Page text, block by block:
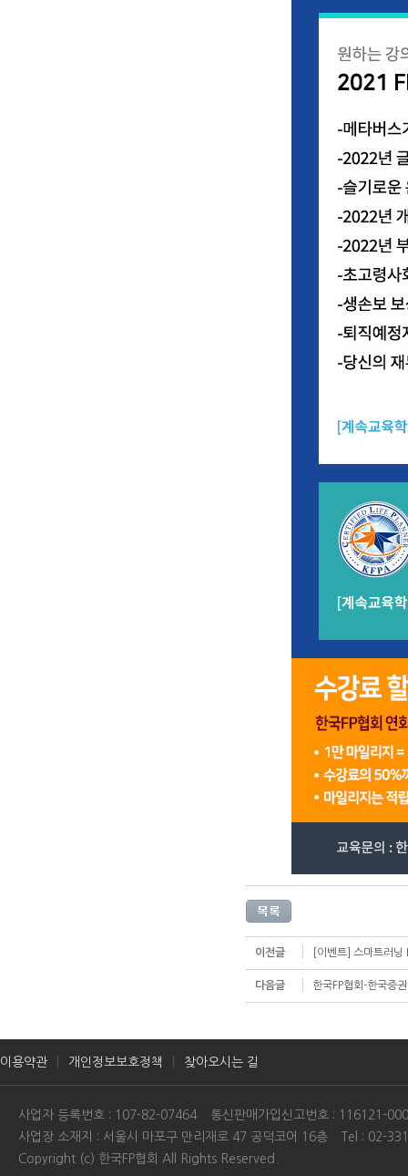
이전글 [이벤트] 스마트러
다음글 한국FP협회-한국증
이용약관 개인정보보호정책 찾아오시는 길
사업자 등록번호 : 107-82-07464
통신판매가입신고번호 : 116121-
사업장 소재지 : 서울시 마포구 만리재로 47 공덕코어 16층
Tel : 02-
Copyright (c) 한국FP협회 All Rights Reserved.